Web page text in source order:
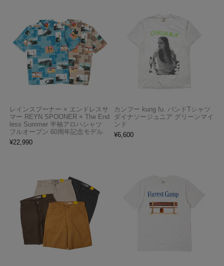
レインスプーナー × エンドレスサ
マー REYN SPOONER × The End
less Summer 半袖アロハシャツ
フルオープン 60周年記念モデル
¥22,990
カンフー kung fu. バンドTシャツ
ダイナソージュニア グリーンマイ
ンド
¥6,600